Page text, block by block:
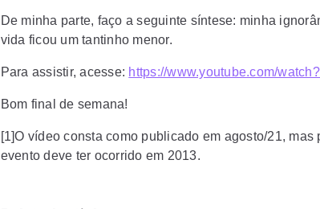
De minha parte, faço a seguinte síntese: minha
vida ficou um tantinho menor.
Para assistir, acesse: https://www.youtube.com/
Bom final de semana!
[1]O vídeo consta como publicado em agosto/21,
evento deve ter ocorrido em 2013.